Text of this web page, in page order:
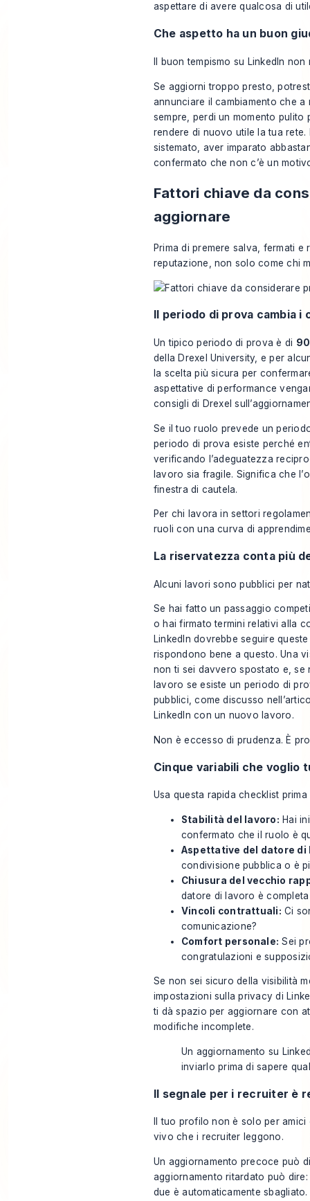
aspettare di avere qualcosa di
Che aspetto ha un buon
Il buon tempismo su LinkedIn
Se aggiorni troppo presto,
annunciare il cambiamento che
sempre, perdi un momento
rendere di nuovo utile la tua
sistemato, aver imparato
confermato che non c’è un
Fattori chiave da
aggiornare
Prima di premere salva, fermati
reputazione, non solo come chi
Il periodo di prova cambia i
Un tipico periodo di prova è di
della Drexel University, e per
la scelta più sicura per
aspettative di performance
consigli di Drexel
Se il tuo ruolo prevede un
periodo di prova esiste perché
verificando l’adeguatezza
lavoro sia fragile. Significa che
finestra di cautela.
Per chi lavora in settori
ruoli con una curva di
La riservatezza conta più
Alcuni lavori sono pubblici per
Se hai fatto un passaggio
o hai firmato termini relativi alla
LinkedIn dovrebbe seguire
rispondono bene a questo. Una
non ti sei davvero spostato e, se
lavoro se esiste un periodo di
pubblici, come discusso nell’
LinkedIn con un nuovo lavoro.
Non è eccesso di prudenza. È
Cinque variabili che voglio
Usa questa rapida checklist
Stabilità del lavoro: Hai
confermato che il ruolo è
Aspettative del datore di
condivisione pubblica o è
Chiusura del vecchio
datore di lavoro è
Vincoli contrattuali: Ci
comunicazione?
Comfort personale: Sei
congratulazioni e
Se non sei sicuro della visibilità
impostazioni sulla privacy di
ti dà spazio per aggiornare con
modifiche incomplete.
Un aggiornamento su
inviarlo prima di sapere
Il segnale per i recruiter è
Il tuo profilo non è solo per
vivo che i recruiter leggono.
Un aggiornamento precoce può
aggiornamento ritardato può
due è automaticamente